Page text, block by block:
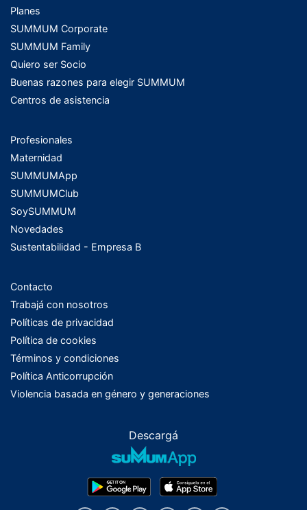
Planes
SUMMUM Corporate
SUMMUM Family
Quiero ser Socio
Buenas razones para elegir SUMMUM
Centros de asistencia
Profesionales
Maternidad
SUMMUMApp
SUMMUMClub
SoySUMMUM
Novedades
Sustentabilidad - Empresa B
Contacto
Trabajá con nosotros
Políticas de privacidad
Política de cookies
Términos y condiciones
Política Anticorrupción
Violencia basada en género y generaciones
Descargá